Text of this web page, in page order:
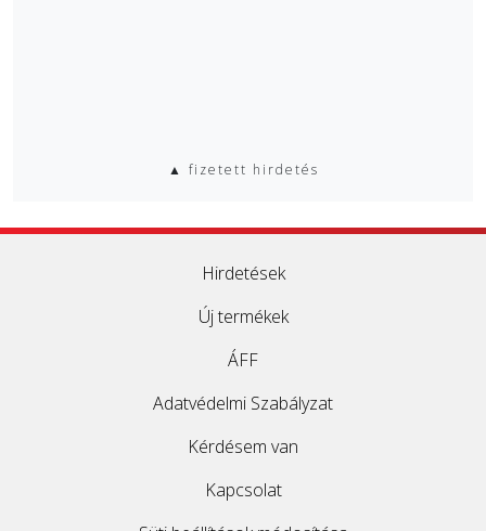
▲ fizetett hirdetés
Hirdetések
Új termékek
ÁFF
Adatvédelmi Szabályzat
Kérdésem van
Kapcsolat